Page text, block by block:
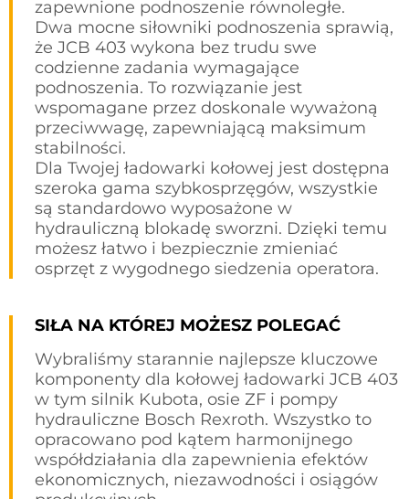
zapewnione podnoszenie równoległe.
Dwa mocne siłowniki podnoszenia sprawią,
że JCB 403 wykona bez trudu swe
codzienne zadania wymagające
podnoszenia. To rozwiązanie jest
wspomagane przez doskonale wyważoną
przeciwwagę, zapewniającą maksimum
stabilności.
Dla Twojej ładowarki kołowej jest dostępna
szeroka gama szybkosprzęgów, wszystkie
są standardowo wyposażone w
hydrauliczną blokadę sworzni. Dzięki temu
możesz łatwo i bezpiecznie zmieniać
osprzęt z wygodnego siedzenia operatora.
SIŁA NA KTÓREJ MOŻESZ POLEGAĆ
Wybraliśmy starannie najlepsze kluczowe
komponenty dla kołowej ładowarki JCB 403
w tym silnik Kubota, osie ZF i pompy
hydrauliczne Bosch Rexroth. Wszystko to
opracowano pod kątem harmonijnego
współdziałania dla zapewnienia efektów
ekonomicznych, niezawodności i osiągów